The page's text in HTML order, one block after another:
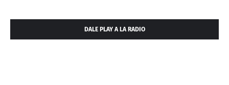
DALE PLAY A LA RADIO